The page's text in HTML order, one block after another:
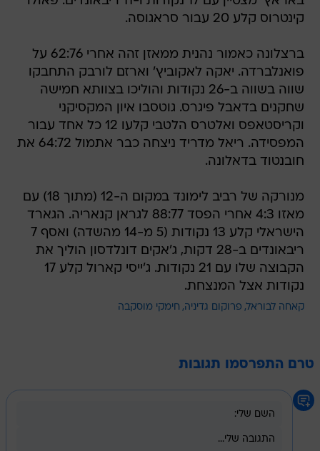
קינטרוס קלע 20 עבור סראגוסה.
ברצלונה כאמור נהנית ממאזן זהה אחרי 62:76 על
פואנלברדה. יאקה לאקוביץ' וארזם לורבק התחבקו
שווה בשווה ב-26 נקודות והוליכו בצוותא חמישה
שחקנים בדאבל פיגרס. גוטסבו איון המקסיקני
וקריסטאפס ואלטרס הלטבי קלעו 12 כל אחד עבור
המפסידה. ריאל מדריד ניצחה כבר אתמול 64:72 את
חובנטוד בדאלונה.
מנורקה של רביב לימונד במקום ה-12 (מתוך 18) עם
מאזו 4:3 אחרי הפסד 88:77 לגראן קנאריה. הגארד
הישראלי קלע 13 נקודות (5 מ-14 מהשדה) ואסף 7
ריבאונדים ב-28 דקות, ג'אקים דונלדסון הוליך את
הקבוצה שלו עם 21 נקודות. ג'ייסי קארול קלע 17
נקודות אצל המנצחת.
קאחה לבוראל פרוקום גדיניה חימקי מוסקבה
טרם התפרסמו תגובות